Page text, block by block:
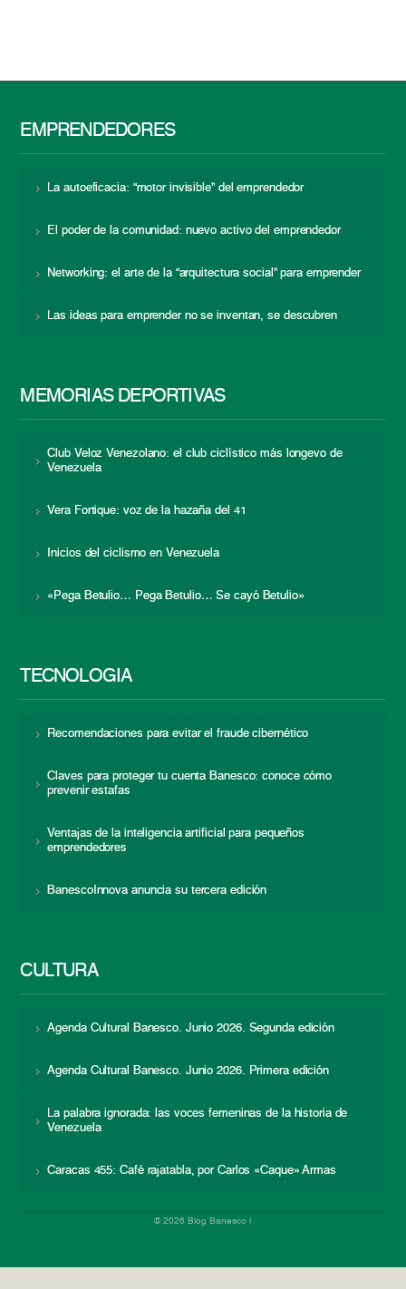
EMPRENDEDORES
La autoeficacia: “motor invisible” del emprendedor
El poder de la comunidad: nuevo activo del emprendedor
Networking: el arte de la “arquitectura social” para emprender
Las ideas para emprender no se inventan, se descubren
MEMORIAS DEPORTIVAS
Club Veloz Venezolano: el club ciclístico más longevo de
Venezuela
Vera Fortique: voz de la hazaña del 41
Inicios del ciclismo en Venezuela
«Pega Betulio… Pega Betulio… Se cayó Betulio»
TECNOLOGÍA
Recomendaciones para evitar el fraude cibernético
Claves para proteger tu cuenta Banesco: conoce cómo
prevenir estafas
Ventajas de la inteligencia artificial para pequeños
emprendedores
BanescoInnova anuncia su tercera edición
CULTURA
Agenda Cultural Banesco. Junio 2026. Segunda edición
Agenda Cultural Banesco. Junio 2026. Primera edición
La palabra ignorada: las voces femeninas de la historia de
Venezuela
Caracas 455: Café rajatabla, por Carlos «Caque» Armas
© 2026 Blog Banesco |